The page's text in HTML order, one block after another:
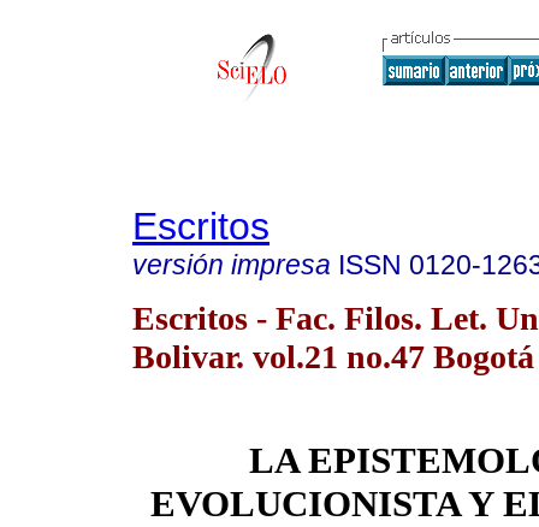
Escritos
versión impresa ISSN 0120-
Escritos - Fac. Filos. Let.
Bolivar. vol.21 no.47
LA
EVOLUCIONISTA Y